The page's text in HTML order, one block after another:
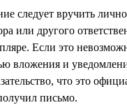
следует вручить
или другого
Если это
вложения и
что это
письмо.